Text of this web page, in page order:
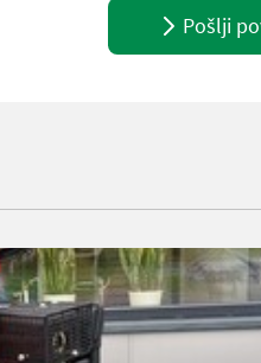
Pošlji